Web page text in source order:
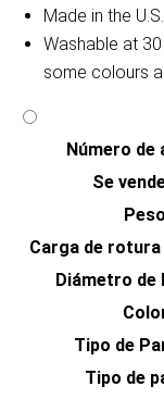
Made in the
Washable at
some colours
Número de
Se
Peso
Carga de
Diámetro de
Tipo de
Tipo de